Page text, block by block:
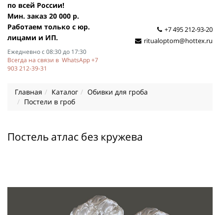
по всей России!
Мин. заказ 20 000 р.
Работаем только с юр.
лицами и ИП.
Ежедневно с 08:30 до 17:30
Всегда на связи в WhatsApp +7
903 212-39-31
+7 495 212-93-20
ritualoptom@hottex.ru
Главная Каталог
Обивки для гроба
Постели в гроб
Постель атлас без кружева